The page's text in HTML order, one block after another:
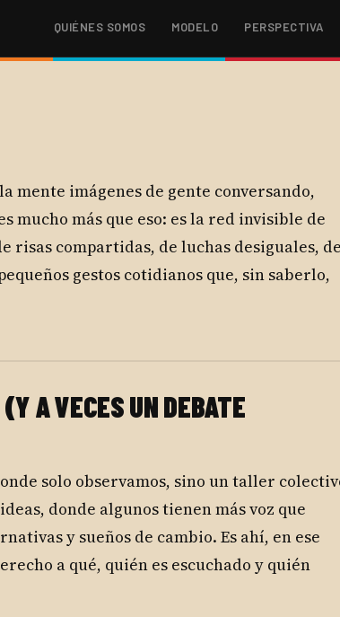
QUIÉNES SOMOS MODELO PERSPECTIVA
mente imágenes de gente conversando,
mucho más que eso: es la red invisible de
risas compartidas, de luchas desiguales,
gestos cotidianos que, sin saberlo,
A VECES UN DEBATE
solo observamos, sino un taller
donde algunos tienen más voz que
y sueños de cambio. Es ahí, en ese
a qué, quién es escuchado y quién